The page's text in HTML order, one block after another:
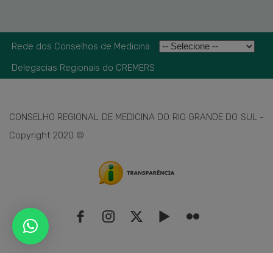
Rede dos Conselhos de Medicina
Delegacias Regionais do CREMERS
CONSELHO REGIONAL DE MEDICINA DO RIO GRANDE DO SUL -
Copyright 2020 ©